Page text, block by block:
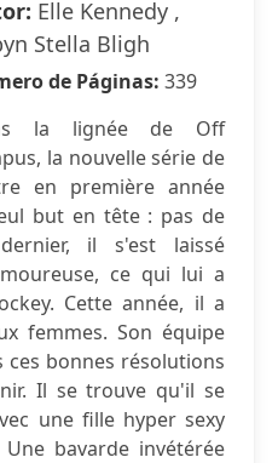
Elle Kennedy ,
Stella Bligh
de Páginas: 339
la lignée de Off
la nouvelle série de
en première année
but en tête : pas de
il s'est laissé
ce qui lui a
Cette année, il a
femmes. Son équipe
ces bonnes résolutions
Il se trouve qu'il se
une fille hyper sexy
bavarde invétérée